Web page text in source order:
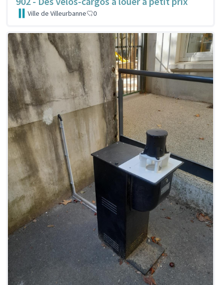
Ville de Villeurbanne 0